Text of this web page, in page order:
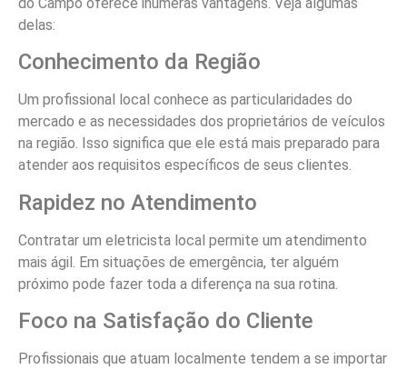
delas:
Conhecimento da Região
Um profissional local conhece as particularidades do
mercado e as necessidades dos proprietários de veículos
na região. Isso significa que ele está mais preparado para
atender aos requisitos específicos de seus clientes.
Rapidez no Atendimento
Contratar um eletricista local permite um atendimento
mais ágil. Em situações de emergência, ter alguém
próximo pode fazer toda a diferença na sua rotina.
Foco na Satisfação do Cliente
Profissionais que atuam localmente tendem a se importar